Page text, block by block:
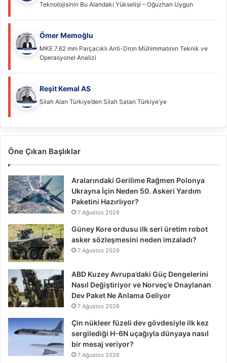
Teknolojisinin Bu Alandaki Yükselişi – Oğuzhan Uygun
Ömer Memoğlu
MKE 7.62 mm Parçacıklı Anti-Dron Mühimmatının Teknik ve
Operasyonel Analizi
Reşit Kemal AS
Silah Alan Türkiye’den Silah Satan Türkiye’ye
Öne Çıkan Başlıklar
Aralarındaki Gerilime Rağmen Polonya
Ukrayna İçin Neden 50. Askeri Yardım
Paketini Hazırlıyor?
7 Ağustos 2026
Güney Kore ordusu ilk seri üretim robot
asker sözleşmesini neden imzaladı?
7 Ağustos 2026
ABD Kuzey Avrupa’daki Güç Dengelerini
Nasıl Değiştiriyor ve Norveç’e Onaylanan
Dev Paket Ne Anlama Geliyor
7 Ağustos 2026
Çin nükleer füzeli dev gövdesiyle ilk kez
sergilediği H-6N uçağıyla dünyaya nasıl
bir mesaj veriyor?
7 Ağustos 2026